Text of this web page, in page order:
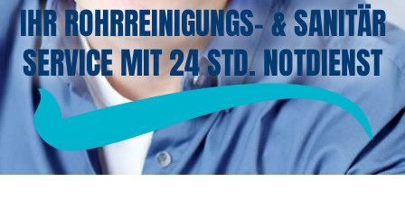
IHR ROHRREINIGUNGS- & SANITÄR
SERVICE MIT 24 STD. NOTDIENST